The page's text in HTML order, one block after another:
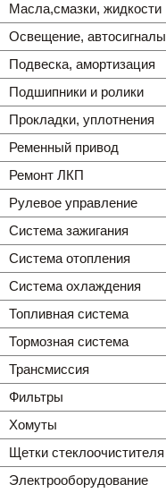
Масла,смазки, жидкости
Освещение, автоcигналы
Подвеска, амортизация
Подшипники и ролики
Прокладки, уплотнения
Ременный привод
Ремонт ЛКП
Рулевое управление
Система зажигания
Система отопления
Система охлаждения
Топливная система
Тормозная система
Трансмиссия
Фильтры
Хомуты
Щетки стеклоочистителя
Электрооборудование